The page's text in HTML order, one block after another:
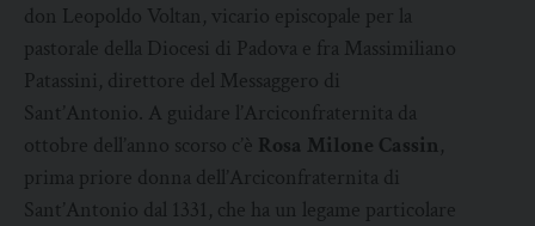
don Leopoldo Voltan, vicario episcopale per la
pastorale della Diocesi di Padova e fra Massimiliano
Patassini, direttore del Messaggero di
Sant’Antonio. A guidare l’Arciconfraternita da
ottobre dell’anno scorso c’è Rosa Milone Cassin,
prima priore donna dell’Arciconfraternita di
Sant’Antonio dal 1331, che ha un legame particolare